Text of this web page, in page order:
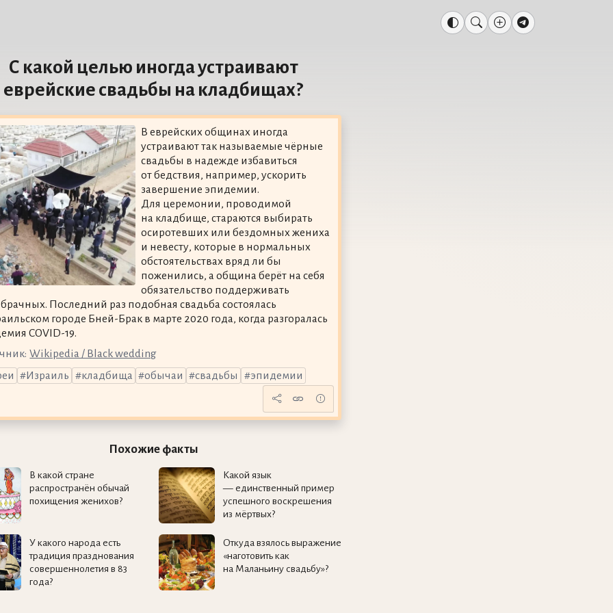
С какой целью иногда устраивают
еврейские свадьбы на кладбищах?
В еврейских общинах иногда
устраивают так называемые чёрные
свадьбы в надежде избавиться
от бедствия, например, ускорить
завершение эпидемии.
Для церемонии, проводимой
на кладбище, стараются выбирать
осиротевших или бездомных жениха
и невесту, которые в нормальных
обстоятельствах вряд ли бы
поженились, а община берёт на себя
обязательство поддерживать
Последний раз подобная свадьба состоялась
городе Бней-Брак в марте 2020 года, когда разгоралась
COVID-19.
Wikipedia / Black wedding
Израиль кладбища обычаи свадьбы эпидемии
Похожие факты
В какой стране
распространён обычай
похищения женихов?
Какой язык
— единственный пример
успешного воскрешения
из мёртвых?
У какого народа есть
традиция празднования
совершеннолетия в 83
года?
Откуда взялось выражение
«наготовить как
на Маланьину свадьбу»?